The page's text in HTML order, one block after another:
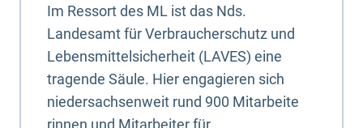
Im Ressort des ML ist das Nds.
Landesamt für Verbraucherschutz und
Lebensmittelsicherheit (LAVES) eine
tragende Säule. Hier engagieren sich
niedersachsenweit rund 900 Mitarbeite